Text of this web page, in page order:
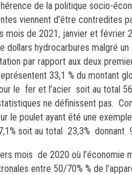
de la politique socio-
viennent d’être contredites
mois de 2021, janvier et février
dollars hydrocarbures malgré
par rapport aux deux
33,1 % du montant
le fer et l’acier soit au total
ne définissent pas.
le poulet ayant été une
soit au total 23,3% donnant
mois de 2020 où l’économie
entre 50/70% % de